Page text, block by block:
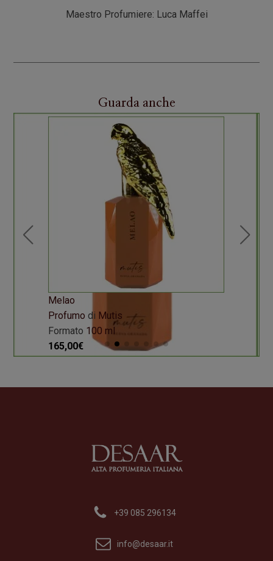
Maestro Profumiere: Luca Maffei
Guarda anche
Melao
Profumo di Mutis
Formato 100 ml
165,00€
+39 085 296134
info@desaar.it